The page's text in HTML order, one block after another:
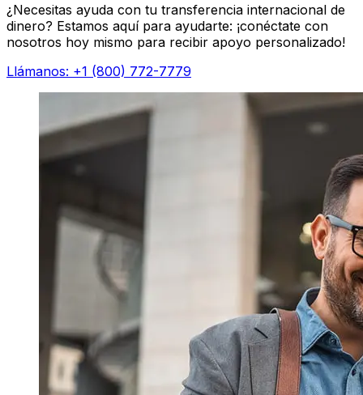
¿Necesitas ayuda con tu transferencia internacional de
dinero? Estamos aquí para ayudarte: ¡conéctate con
nosotros hoy mismo para recibir apoyo personalizado!
Llámanos: +1 (800) 772-7779